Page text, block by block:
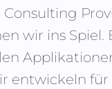
Consulting
wir ins Spiel.
entwickeln